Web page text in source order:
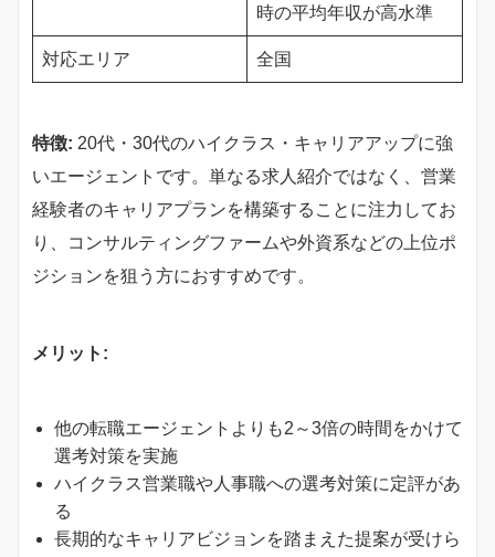
時の平均年収が高水準
対応エリア 全国
特徴: 20代・30代のハイクラス・キャリアアップに強
いエージェントです。単なる求人紹介ではなく、営業
経験者のキャリアプランを構築することに注力してお
り、コンサルティングファームや外資系などの上位ポ
ジションを狙う方におすすめです。
メリット:
他の転職エージェントよりも2～3倍の時間をかけて
選考対策を実施
ハイクラス営業職や人事職への選考対策に定評があ
る
長期的なキャリアビジョンを踏まえた提案が受けら